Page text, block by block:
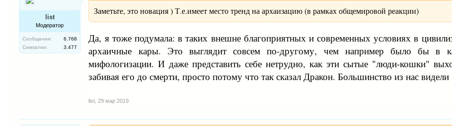
list
Модератор
Сообщения:
6.768
Симпатии:
3.477
Заметьте, это новация ) Т.е.имеет место тренд на архаизацию (в рамках общемировой реакции)
Да, я тоже подумала: в таких внешне благоприятных и современных условиях в
архаичные кары. Это выглядит совсем по-другому, чем например было бы в
мифологизации. И даже представить себе нетрудно, как эти сытые "люди-кошки"
забивая его до смерти, просто потому что так сказал Дракон. Большинство из нас
list 29 мар 2019